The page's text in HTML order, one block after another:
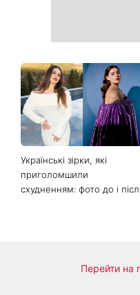
Українські зірки, які
приголомшили
схудненням: фото до і
Перейти на